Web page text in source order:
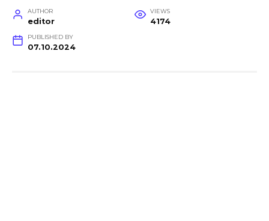
AUTHOR
editor
VIEWS
4174
PUBLISHED BY
07.10.2024